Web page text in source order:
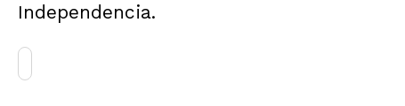
Independencia.